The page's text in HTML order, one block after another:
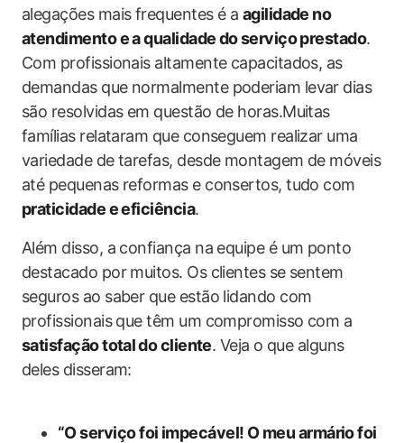
alegações mais‌ frequentes é a agilidade no
atendimento e a qualidade do⁣ serviço prestado.
Com profissionais‍ altamente capacitados, as
demandas que normalmente poderiam levar​ dias
são resolvidas em questão de horas.Muitas
famílias relataram que conseguem realizar uma
variedade de tarefas, desde montagem de móveis
até pequenas reformas e ​consertos, tudo com
praticidade‍ e eficiência.
Além disso, a confiança na equipe é um ponto ​
destacado por muitos. Os clientes se sentem
seguros ao saber que​ estão lidando com
profissionais‍ que têm um compromisso ​com a
satisfação total⁢ do cliente. Veja o que alguns
deles‍ disseram:
“O serviço foi impecável! O meu armário foi